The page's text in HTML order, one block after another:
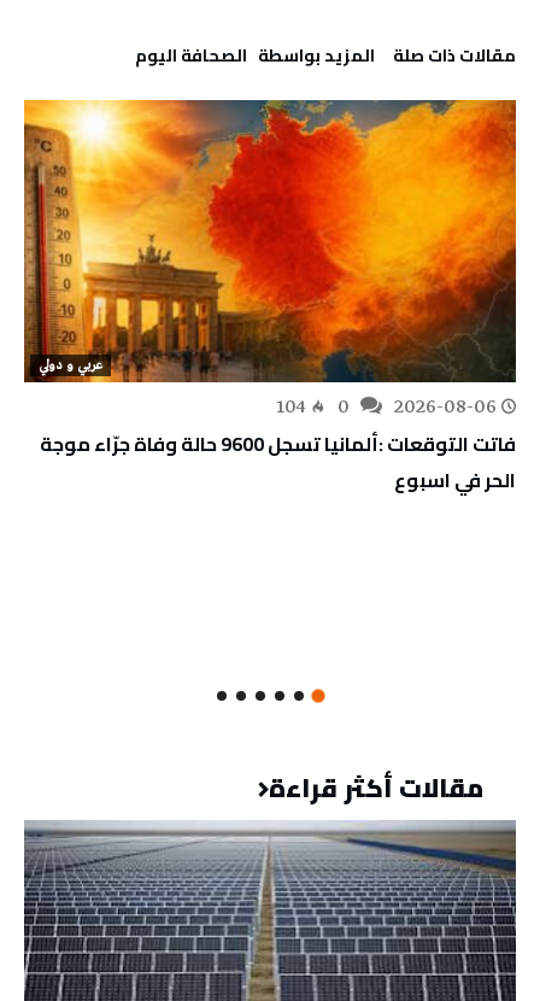
‫مقالات ذات صلة‬ ‫‫المزيد بواسطة‬ ‬ ‭ ‬الصحافة‭ ‬اليوم
عربي و دولي
2026-08-06
104
فاتت التوقعات :ألمانيا تسجل 9600 حالة وفاة جرّاء موجة
الحر في اسبوع
مقالات أكثر قراءة